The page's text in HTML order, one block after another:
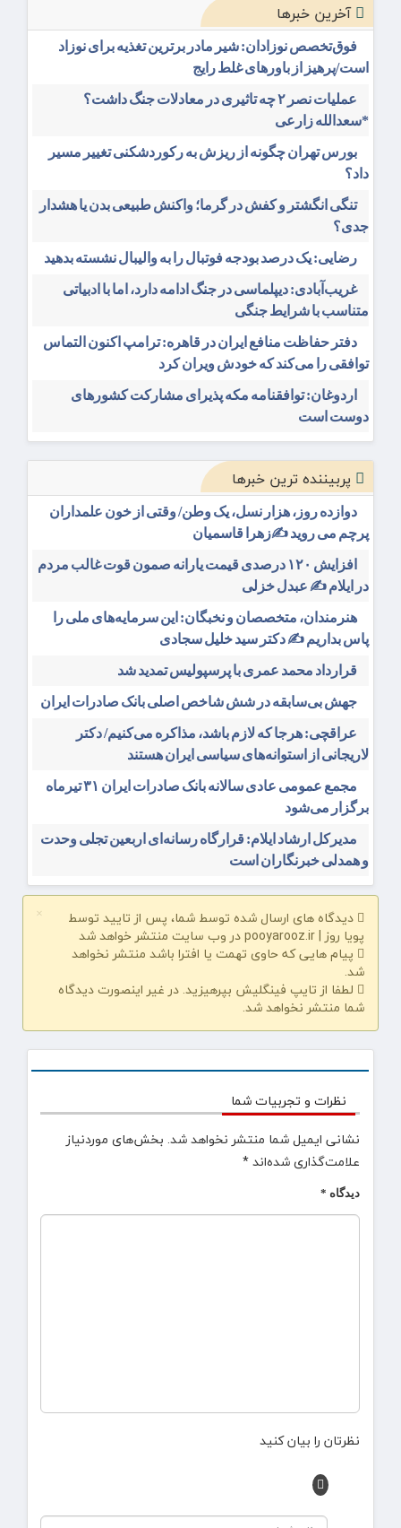
آخرین خبرها
فوق‌تخصص نوزادان: شیر مادر برترین تغذیه برای نوزاد
است/پرهیز از باورهای غلط رایج
عملیات نصر ۲ چه تاثیری در معادلات جنگ داشت؟
*سعدالله زارعی
بورس تهران چگونه از ریزش به رکوردشکنی تغییر مسیر
داد؟
تنگی انگشتر و کفش در گرما؛ واکنش طبیعی بدن یا هشدار
جدی؟
رضایی: یک درصد بودجه فوتبال را به والیبال نشسته بدهید
غریب‌آبادی: دیپلماسی در جنگ ادامه دارد، اما با ادبیاتی
متناسب با شرایط جنگی
دفتر حفاظت منافع ایران در قاهره: ترامپ اکنون التماس
توافقی را می‌کند که خودش ویران کرد
اردوغان: توافقنامه مکه پذیرای مشارکت کشورهای
دوست است
پربیننده ترین خبرها
دوازده روز، هزار نسل، یک وطن/ وقتی از خون علمداران
پرچم می روید ✍️زهرا قاسمیان
افزایش ۱۲۰ درصدی قیمت یارانه صمون قوت غالب مردم
در ایلام ✍️ عبدل خزلی
هنرمندان، متخصصان و نخبگان: این سرمایه‌های ملی را
پاس بداریم ✍️ دکتر سید خلیل سجادی
قرارداد محمد عمری با پرسپولیس تمدید شد
جهش بی‌سابقه در شش شاخص اصلی بانک صادرات ایران
عراقچی: هرجا که لازم باشد، مذاکره می‌کنیم/ دکتر
لاریجانی از استوانه‌های سیاسی ایران هستند
مجمع عمومی عادی سالانه بانک صادرات ایران ۳۱ تیرماه
برگزار می‌شود
مدیرکل ارشاد ایلام: قرارگاه رسانه‌ای اربعین تجلی وحدت
و همدلی خبرنگاران است
×
دیدگاه های ارسال شده توسط شما، پس از تایید توسط
پویا روز | pooyarooz.ir در وب سایت منتشر خواهد شد
پیام هایی که حاوی تهمت یا افترا باشد منتشر نخواهد
شد.
لطفا از تایپ فینگلیش بپرهیزید. در غیر اینصورت دیدگاه
شما منتشر نخواهد شد.
نظرات و تجربیات شما
نشانی ایمیل شما منتشر نخواهد شد. بخش‌های موردنیاز
علامت‌گذاری شده‌اند*
دیدگاه *
نظرتان را بیان کنید